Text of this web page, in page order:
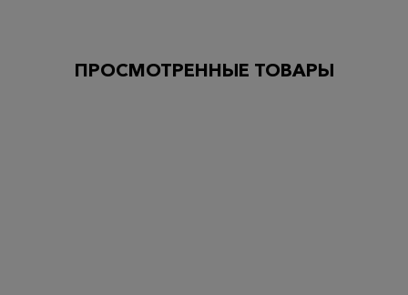
ПРОСМОТРЕННЫЕ ТОВАРЫ